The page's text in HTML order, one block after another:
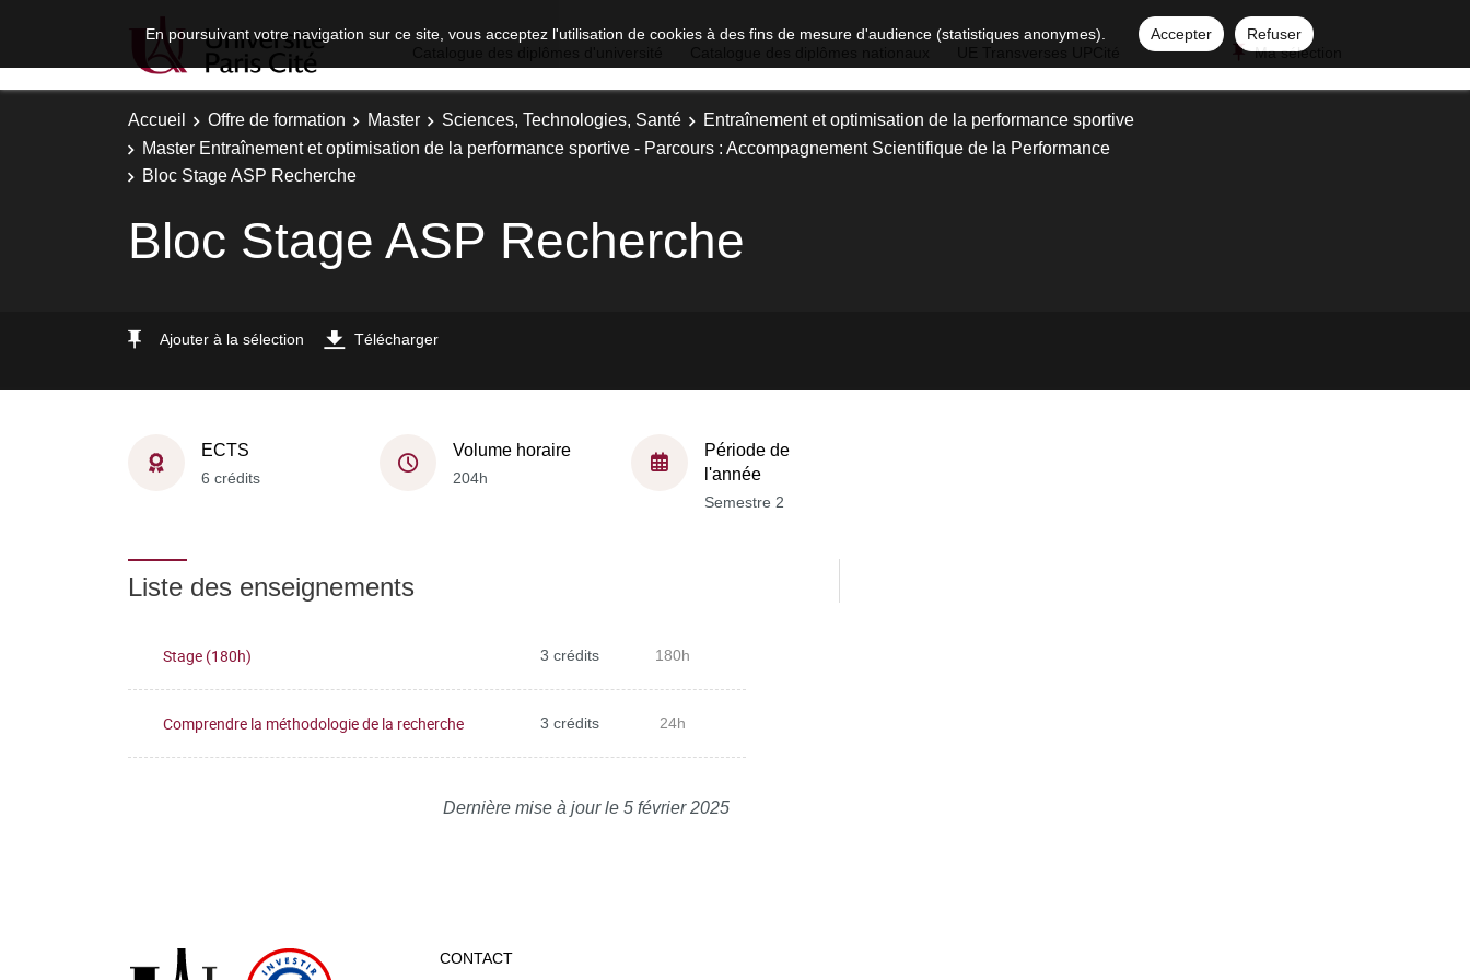
En poursuivant votre navigation sur ce site, vous acceptez l'utilisation de cookies à des fins de mesure d'audience (statistiques anonymes). Accepter
Refuser
Ma sélection
Accueil Offre de formation Master Sciences, Technologies, Santé
Entraînement et optimisation de la performance sportive
Master Entraînement et optimisation de la performance sportive - Parcours : Accompagnement Scientifique de la Performance
Bloc Stage ASP Recherche
Bloc Stage ASP Recherche
Ajouter à la sélection Télécharger
ECTS
6 crédits
Volume horaire
204h
Période de
l'année
Semestre 2
Liste des enseignements
Stage (180h) 3 crédits 180h
Comprendre la méthodologie de la recherche 3 crédits 24h
Dernière mise à jour le 5 février 2025
CONTACT